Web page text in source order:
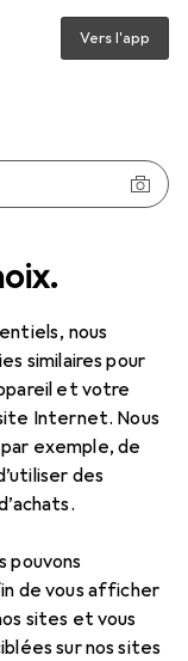
nous
similaires pour
et votre
Internet. Nous
exemple, de
des
pouvons
de vous afficher
sites et vous
sur nos sites
Vers l'app